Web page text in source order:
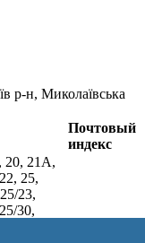
р-н, Миколаївська
Почтовый
индекс
20, 21А,
25,
23,
30,